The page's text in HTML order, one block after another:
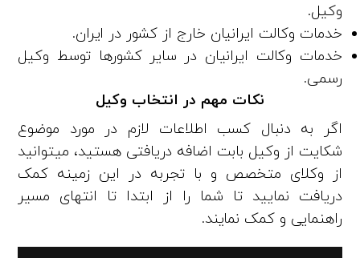
وکیل.
خدمات وکالت ایرانیان خارج از کشور در ایران.
خدمات وکالت ایرانیان در سایر کشورها توسط وکیل
رسمی.
نکات مهم در انتخاب وکیل
اگر به دنبال کسب اطلاعات لازم در مورد موضوع
شکایت از وکیل بابت اضافه دریافتی هستید، میتوانید
از وکلای متخصص و با تجربه در این زمینه کمک
دریافت نمایید تا شما را از ابتدا تا انتهای مسیر
راهنمایی و کمک نمایند.